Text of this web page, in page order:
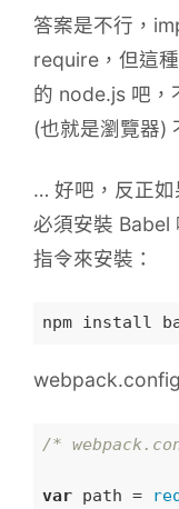
答案是不行，
require，但這
的 node.js 吧，
(也就是瀏覽器)
… 好吧，反正如
必須安裝 Babel
指令來安裝：
/*
var path =